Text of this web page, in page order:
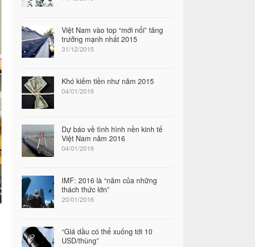
Việt Nam vào top “mới nổi” tăng
trưởng mạnh nhất 2015
31/12/2015
Khó kiếm tiền như năm 2015
04/01/2016
Dự báo về tình hình nền kinh tế
Việt Nam năm 2016
04/01/2016
IMF: 2016 là “năm của những
thách thức lớn”
20/01/2016
“Giá dầu có thể xuống tới 10
USD/thùng”